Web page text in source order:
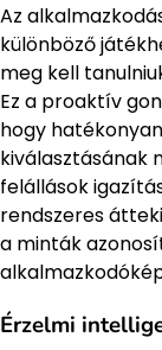
Az
különböző
meg kell
Ez a proaktív
hogy
kiválasztásának
felállások
rendszeres
a minták
Érzelmi